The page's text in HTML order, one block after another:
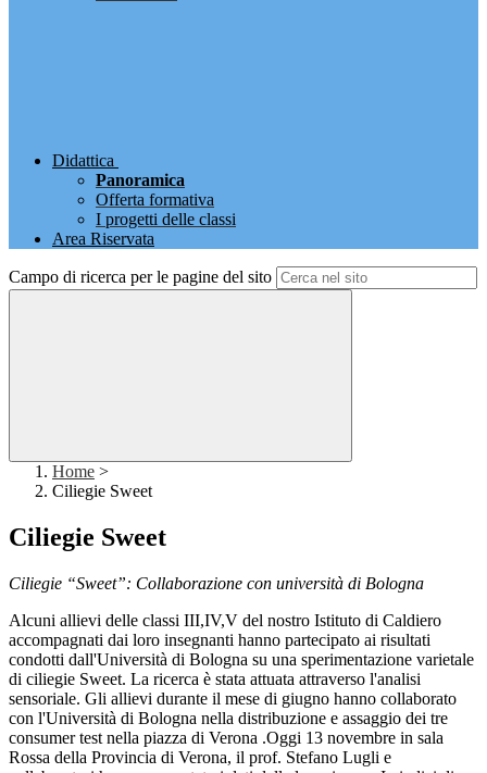
Didattica
Panoramica
Offerta formativa
I progetti delle classi
Area Riservata
Campo di ricerca per le pagine del sito
Home >
Ciliegie Sweet
Ciliegie Sweet
Ciliegie “Sweet”: Collaborazione con università di Bologna
Alcuni allievi delle classi III,IV,V del nostro Istituto di Caldiero
accompagnati dai loro insegnanti hanno partecipato ai risultati
condotti dall'Università di Bologna su una sperimentazione varietale
di ciliegie Sweet. La ricerca è stata attuata attraverso l'analisi
sensoriale. Gli allievi durante il mese di giugno hanno collaborato
con l'Università di Bologna nella distribuzione e assaggio dei tre
consumer test nella piazza di Verona .Oggi 13 novembre in sala
Rossa della Provincia di Verona, il prof. Stefano Lugli e